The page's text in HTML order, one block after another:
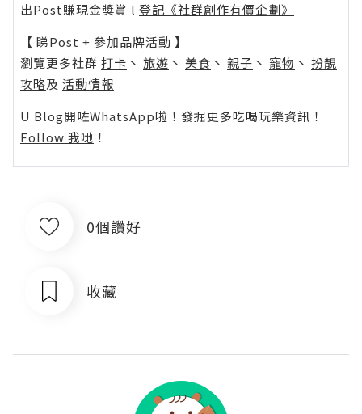
出Post賺現金獎賞 l 登記《社群創作有價企劃》
【 睇Post + 參加品牌活動 】
瀏覽更多社群 打卡 丶 旅遊 丶 美食 丶 親子 丶 寵物 丶 扮靚
攻略及 活動情報
U Blog開咗WhatsApp啦！發掘更多吃喝玩樂資訊！
Follow 我哋 ！
0個讚好
收藏